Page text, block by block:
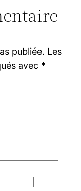
publiée. Les
avec *